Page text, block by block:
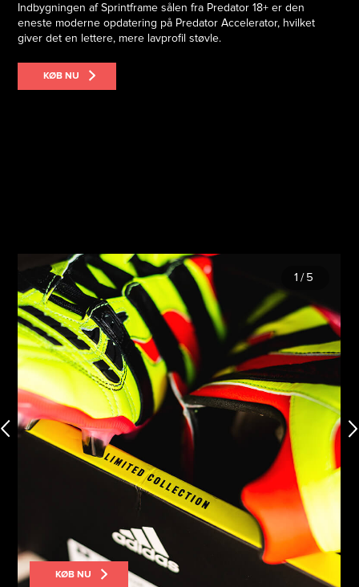
Indbygningen af Sprintframe sålen fra Predator 18+ er den
eneste moderne opdatering på Predator Accelerator, hvilket
giver det en lettere, mere lavprofil støvle.
KØB NU
1/ 5
KØB NU